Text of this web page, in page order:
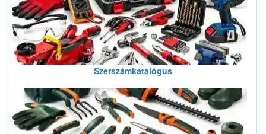
Szerszámkatalógus